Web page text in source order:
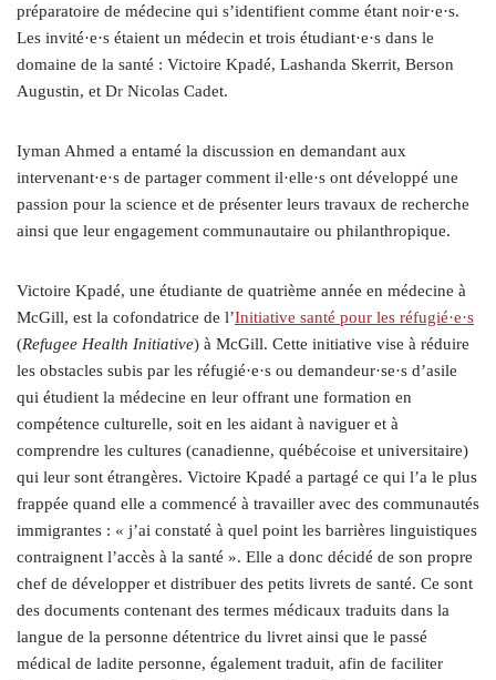
préparatoire de médecine qui s’identifient comme étant noir·e·s.
Les invité·e·s étaient un médecin et trois étudiant·e·s dans le
domaine de la santé : Victoire Kpadé, Lashanda Skerrit, Berson
Augustin, et Dr Nicolas Cadet.
Iyman Ahmed a entamé la discussion en demandant aux
intervenant·e·s de partager comment il·elle·s ont développé une
passion pour la science et de présenter leurs travaux de recherche
ainsi que leur engagement communautaire ou philanthropique.
Victoire Kpadé, une étudiante de quatrième année en médecine à
McGill, est la cofondatrice de l’Initiative santé pour les réfugié·e·s
(Refugee Health Initiative) à McGill. Cette initiative vise à réduire
les obstacles subis par les réfugié·e·s ou demandeur·se·s d’asile
qui étudient la médecine en leur offrant une formation en
compétence culturelle, soit en les aidant à naviguer et à
comprendre les cultures (canadienne, québécoise et universitaire)
qui leur sont étrangères. Victoire Kpadé a partagé ce qui l’a le plus
frappée quand elle a commencé à travailler avec des communautés
immigrantes : « j’ai constaté à quel point les barrières linguistiques
contraignent l’accès à la santé ». Elle a donc décidé de son propre
chef de développer et distribuer des petits livrets de santé. Ce sont
des documents contenant des termes médicaux traduits dans la
langue de la personne détentrice du livret ainsi que le passé
médical de ladite personne, également traduit, afin de faciliter